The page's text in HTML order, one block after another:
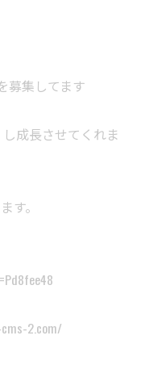
募集してます
し成長させてくれま
す。
2.com/